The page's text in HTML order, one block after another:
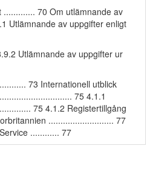
70 Om utlämnande av
Utlämnande av uppgifter enligt
Utlämnande av uppgifter ur
73 Internationell utblick
75 4.1.1
75 4.1.2 Registertillgång
........................... 77
............ 77